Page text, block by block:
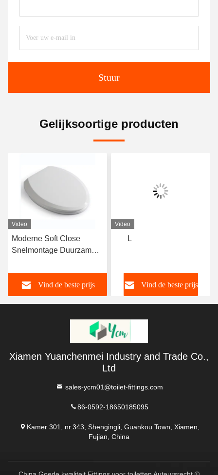
Stuur
Gelijksoortige producten
Video
Moderne Soft Close
Snelmontage Duurzame
Toiletbril
Vind de beste prijs
Video
L
Vind de beste prijs
Xiamen Yuanchenmei Industry and Trade Co.,
Ltd
sales-ycm01@toilet-fittings.com
86-0592-18650185095
Kamer 301, nr.343, Shengingli, Guankou Town, Xiamen,
Fujian, China